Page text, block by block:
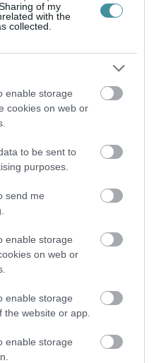
of my
with the
collected.
enable storage
cookies on web or
to be sent to
purposes.
send me
enable storage
on web or
enable storage
the website or app.
enable storage
EGY HÓNAP IS LEHET, MIRE
ÚJRAINDUL A P...
07|Mindenki ügye
OTTHONRÓL: A
TANULÁS ELŐNYEI